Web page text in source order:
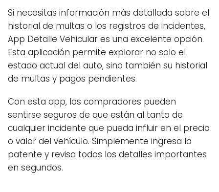
Si necesitas información más detallada sobre el
historial de multas o los registros de incidentes,
App Detalle Vehicular es una excelente opción.
Esta aplicación permite explorar no solo el
estado actual del auto, sino también su historial
de multas y pagos pendientes.
Con esta app, los compradores pueden
sentirse seguros de que están al tanto de
cualquier incidente que pueda influir en el precio
o valor del vehículo. Simplemente ingresa la
patente y revisa todos los detalles importantes
en segundos.